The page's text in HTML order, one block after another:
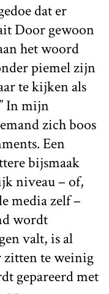
dat er
Door gewoon
het woord
piemel zijn
te kijken als
In mijn
zich boos
Een
bijsmaak
niveau – of,
media zelf –
wordt
valt, is al
zitten te weinig
gepareerd met